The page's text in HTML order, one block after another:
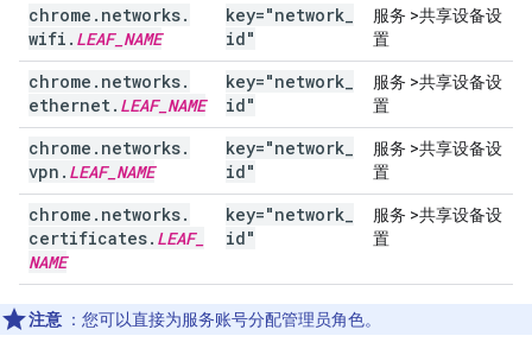
chrome . networks.
wifi . LEAF_ NAME
key="network
id"
服务 >共享设备设
置
chrome . networks.
ethernet. LEAF_ NAME
key="network
id"
服务 >共享设备设
置
chrome . networks.
vpn . LEAF_ NAME
key="network
id"
服务 >共享设备设
置
chrome . networks.
certificates. LEAF_
NAME
key="network
id"
服务 >共享设备设
置
注意 ：您可以直接为服务账号分配管理员角色。